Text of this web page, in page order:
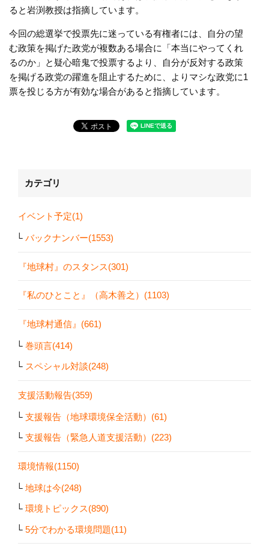
ると岩渕教授は指摘しています。
今回の総選挙で投票先に迷っている有権者には、自分の望
む政策を掲げた政党が複数ある場合に「本当にやってくれ
るのか」と疑心暗鬼で投票するより、自分が反対する政策
を掲げる政党の躍進を阻止するために、よりマシな政党に1
票を投じる方が有効な場合があると指摘しています。
カテゴリ
イベント予定(1)
バックナンバー(1553)
『地球村』のスタンス(301)
『私のひとこと』（高木善之）(1103)
『地球村通信』(661)
巻頭言(414)
スペシャル対談(248)
支援活動報告(359)
支援報告（地球環境保全活動）(61)
支援報告（緊急人道支援活動）(223)
環境情報(1150)
地球は今(248)
環境トピックス(890)
5分でわかる環境問題(11)